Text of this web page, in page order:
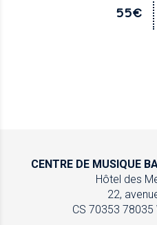
55€
CENTRE DE MUSIQUE
Hôtel des
22,
CS 70353 78035